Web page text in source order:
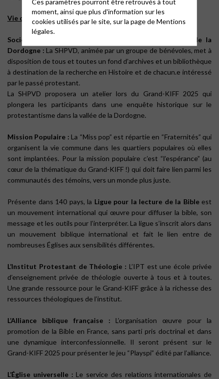
Vie d’Eglise :
Société d’Histoire du Protestantisme dans la vallée de la
Dordogne : La SHPVD, animée par un groupe de bénévoles, met à
disposition de tous et toutes un fond d’archives et un bibliothèque
à destination de la recherche en Histoire et de chacun.e intéressé
par le passé protestant.
La SHPVD proposera un atelier lors du Grand-KIFF 2025 qui
plongera les participants dans une enquête historique sur le
protestantisme dans la vallée de la Dordogne.
Mission Populaire : La “Miss pop” est répartie en “Fraternités” qui
organisent la vie commune dans les quartiers populaires où elles
sont implantées. Pour la mission populaire c’est “l’espérance” (au
cœur de la thématique du Grand-KIFF !) qui doit faire lien parmi les
communautés des témoins, vers un monde plus juste.
Présente dans 140 pays, la Ligue pour la lecture de la Bible est
un mouvement international qui œuvre pour diffuser la bible, son
message et les outils pour l’interpréter. La ligue s’inscrit alors dans
un mouvement biblique international et fait le lien entre de
nombreuses Églises aux sensibilités différentes.
L’Institut Protestant de Théologie : L’IPT est une école privée
d’enseignement privée de théologie ouverte à tous et à toutes.
Une grande ressource pour le Grand-KIFF grâce à la richesse des
ressources théologiques de l’institut.
L’Alliance biblique française : L’organisation œuvre pour la
promotion de la Bible en France, sans parti pris doctrinal et dans
une dynamique interconfessionnelle. Il seront présent sur le
Grand-KIFF 2025 pour présenter le jeu “Playspi” édité par l’alliance.
L’Église universelle : Le service des relations internationales de
moment, ainsi que plus d'information sur les
cookies utilisés par le site, sur la page deMentions
légales.